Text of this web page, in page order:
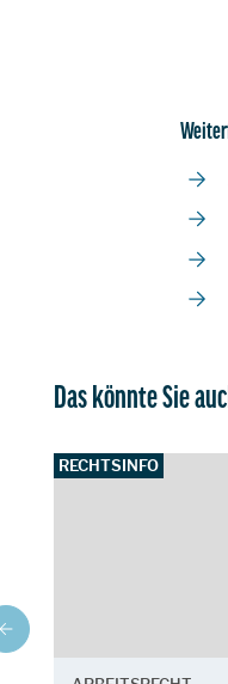
Das könnte Sie
RECHTSINFO